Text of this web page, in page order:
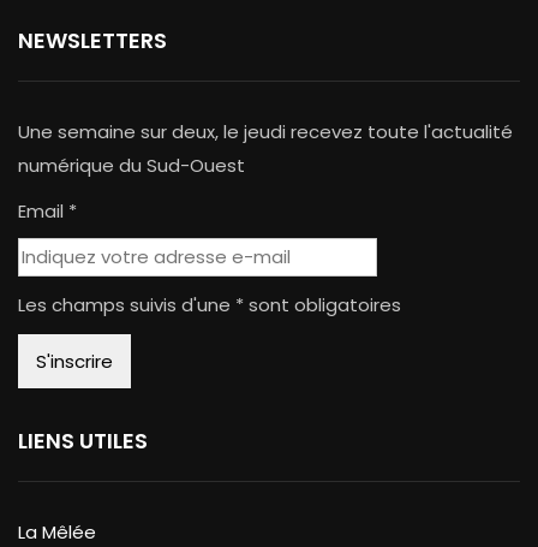
NEWSLETTERS
Une semaine sur deux, le jeudi recevez toute l'actualité
numérique du Sud-Ouest
Email *
Les champs suivis d'une * sont obligatoires
LIENS UTILES
La Mêlée